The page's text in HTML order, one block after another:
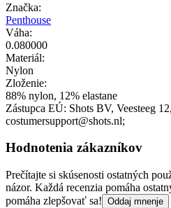
Značka:
Penthouse
Váha:
0.080000
Materiál:
Nylon
Zloženie:
88% nylon, 12% elastane
Zástupca EÚ: Shots BV, Veesteeg 12
costumersupport@shots.nl;
Hodnotenia zákazníkov
Prečítajte si skúsenosti ostatných
názor. Každá recenzia pomáha
pomáha zlepšovať sa! Oddaj mnenje